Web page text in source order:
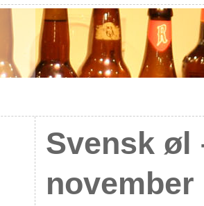
Svensk øl
november